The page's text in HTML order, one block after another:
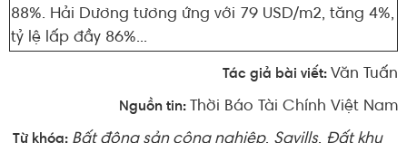
88%. Hải Dương tương ứng với 79 USD/m2, tăng 4%,
tỷ lệ lấp đầy 86%...
Tác giả bài viết: Văn Tuấn
Nguồn tin: Thời Báo Tài Chính Việt Nam
Từ khóa: Bất động sản công nghiệp, Savills, Đất khu